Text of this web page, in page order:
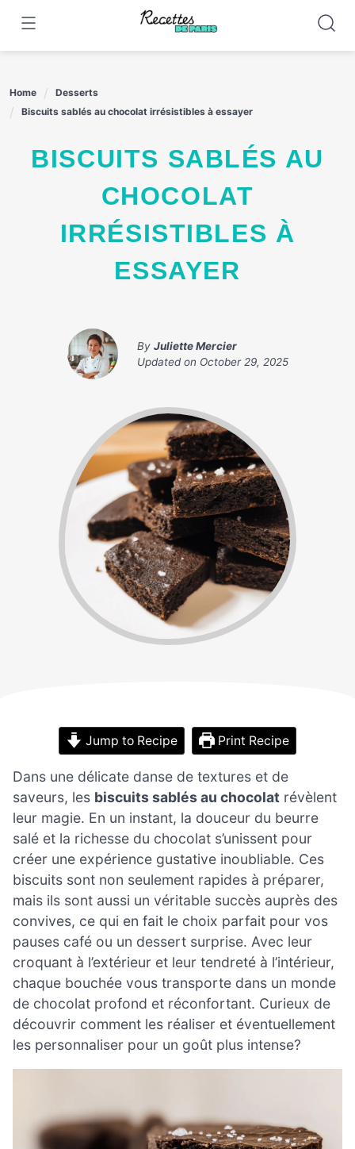
content
Home
Desserts
Biscuits sablés au chocolat irrésistibles à essayer
BISCUITS SABLÉS AU
CHOCOLAT
IRRÉSISTIBLES À
ESSAYER
By Juliette Mercier
Updated on October 29, 2025
Jump to Recipe Print Recipe
Dans une délicate danse de textures et de
saveurs, les biscuits sablés au chocolat révèlent
leur magie. En un instant, la douceur du beurre
salé et la richesse du chocolat s’unissent pour
créer une expérience gustative inoubliable. Ces
biscuits sont non seulement rapides à préparer,
mais ils sont aussi un véritable succès auprès des
convives, ce qui en fait le choix parfait pour vos
pauses café ou un dessert surprise. Avec leur
croquant à l’extérieur et leur tendreté à l’intérieur,
chaque bouchée vous transporte dans un monde
de chocolat profond et réconfortant. Curieux de
découvrir comment les réaliser et éventuellement
les personnaliser pour un goût plus intense?